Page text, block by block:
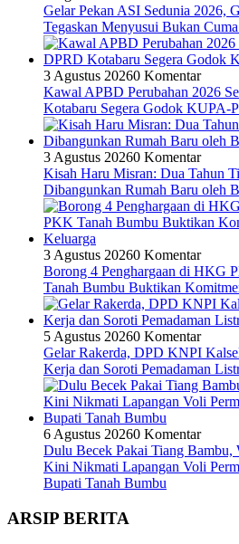
Gelar Pekan ASI Sedunia 2026,
Tegaskan Menyusui Bukan
3 Agustus 20260 Komentar
Kawal APBD Perubahan 2026
Kotabaru Segera Godok KUPA-
3 Agustus 20260 Komentar
Kisah Haru Misran: Dua Tahun
Dibangunkan Rumah Baru oleh
3 Agustus 20260 Komentar
Borong 4 Penghargaan di HKG
Tanah Bumbu Buktikan
5 Agustus 20260 Komentar
Gelar Rakerda, DPD KNPI
Kerja dan Soroti Pemadaman
6 Agustus 20260 Komentar
Dulu Becek Pakai Tiang Bambu,
Kini Nikmati Lapangan Voli
Bupati Tanah Bumbu
ARSIP BERITA